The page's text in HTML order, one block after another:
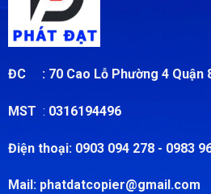
ĐC : 70 Cao Lỗ Phường 4 Quận
MST : 0316194496
Điện thoại: 0903 094 278 - 0983
Mail: phatdatcopier@gmail.com